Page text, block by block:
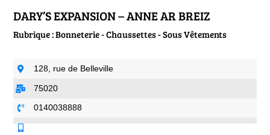
E-book
Petites annonces
Annuaire Fournisseurs
DARY’S EXPANSION – ANNE AR BREIZ
Rubrique : Bonneterie - Chaussettes - Sous Vêtements
128, rue de Belleville
75020
0140038888